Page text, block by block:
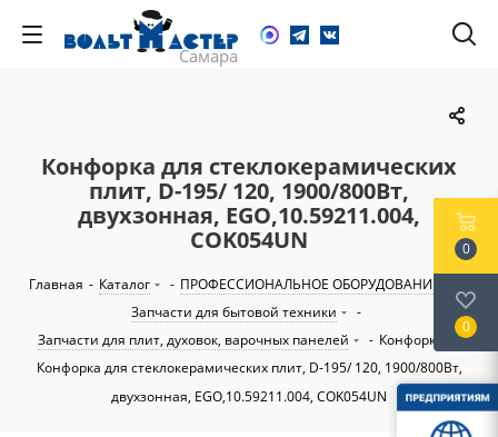
Конфорка для стеклокерамических
плит, D-195/ 120, 1900/800Вт,
двухзонная, EGO,10.59211.004,
COK054UN
Главная - Каталог - ПРОФЕССИОНАЛЬНОЕ ОБОРУДОВАНИЕ
Запчасти для бытовой техники
-
Запчасти для плит, духовок, варочных панелей
- Конфорки
Конфорка для стеклокерамических плит, D-195/ 120, 1900/800Вт,
двухзонная, EGO,10.59211.004, COK054UN
0
0